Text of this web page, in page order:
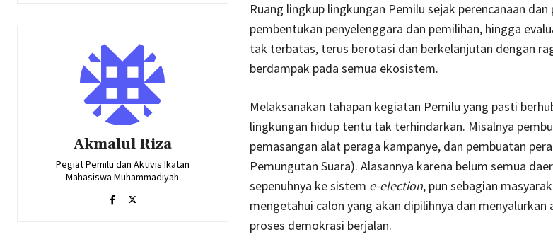
Akmalul Riza
Pegiat Pemilu dan Aktivis Ikatan
Mahasiswa Muhammadiyah
Ruang lingkup lingkungan Pemilu sejak perencanaan
pembentukan penyelenggara dan pemilihan, hingga
tak terbatas, terus berotasi dan berkelanjutan dengan
berdampak pada semua ekosistem.
Melaksanakan tahapan kegiatan Pemilu yang pasti
lingkungan hidup tentu tak terhindarkan. Misalnya
pemasangan alat peraga kampanye, dan pembuatan
Pemungutan Suara). Alasannya karena belum semua
sepenuhnya ke sistem e-election, pun sebagian
mengetahui calon yang akan dipilihnya dan menyalurkan
proses demokrasi berjalan.